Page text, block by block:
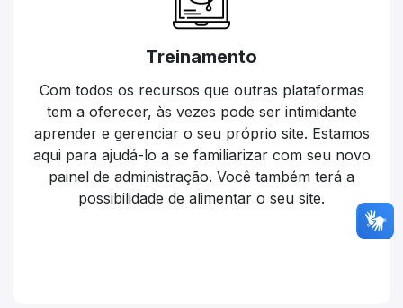
Treinamento
Com todos os recursos que outras plataformas
tem a oferecer, às vezes pode ser intimidante
aprender e gerenciar o seu próprio site. Estamos
aqui para ajudá-lo a se familiarizar com seu novo
painel de administração. Você também terá a
possibilidade de alimentar o seu site.